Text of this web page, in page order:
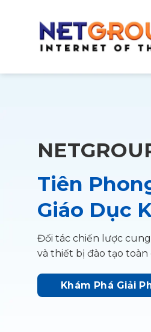
Tiên
Giáo Dục
Đối tác chiến lược
và thiết bị đào tạo toàn
Khám Phá Giải